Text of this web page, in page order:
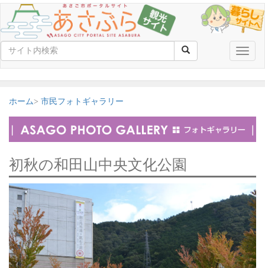
Toggle
ホーム 市民フォトギャラリー
初秋の和田山中央文化公園